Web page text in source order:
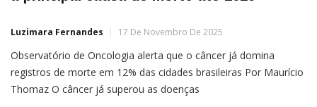
Luzimara Fernandes 17 De Novembro De 2025
Observatório de Oncologia alerta que o câncer já domina
registros de morte em 12% das cidades brasileiras Por Maurício
Thomaz O câncer já superou as doenças